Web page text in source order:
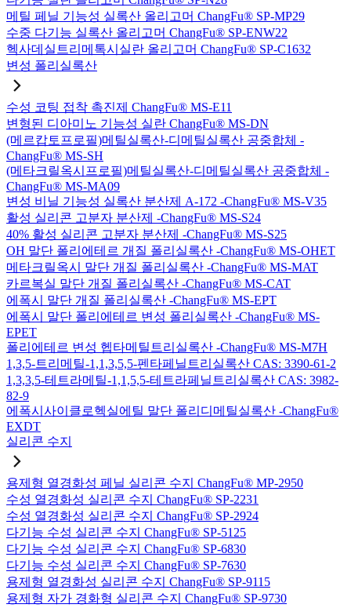
메틸 페닐 기능성 실록산 올리고머 ChangFu® SP-MP29
수중 다기능 실록산 올리고머 ChangFu® SP-ENW22
헥사데실트리메톡시실란 올리고머 ChangFu® SP-C1632
변성 폴리실록산
수성 코팅 접착 촉진제 ChangFu® MS-E11
변형된 디아미노 기능성 실란 ChangFu® MS-DN
(메르캅토프로필)메틸실록산-디메틸실록산 공중합체 -
ChangFu® MS-SH
(메타크릴옥시프로필)메틸실록산-디메틸실록산 공중합체 -
ChangFu® MS-MA09
변성 비닐 기능성 실록산 분산제 A-172 -ChangFu® MS-V35
활성 실리콘 고분자 분산제 -ChangFu® MS-S24
40% 활성 실리콘 고분자 분산제 -ChangFu® MS-S25
OH 말단 폴리에테르 개질 폴리실록산 -ChangFu® MS-OHET
메타크릴옥시 말단 개질 폴리실록산 -ChangFu® MS-MAT
카르복실 말단 개질 폴리실록산 -ChangFu® MS-CAT
에폭시 말단 개질 폴리실록산 -ChangFu® MS-EPT
에폭시 말단 폴리에테르 변성 폴리실록산 -ChangFu® MS-
EPET
폴리에테르 변성 헵타메틸트리실록산 -ChangFu® MS-M7H
1,3,5-트리메틸-1,1,3,5,5-펜타페닐트리실록산 CAS: 3390-61-2
1,3,3,5-테트라메틸-1,1,5,5-테트라페닐트리실록산 CAS: 3982-
82-9
에폭시사이클로헥실에틸 말단 폴리디메틸실록산 -ChangFu®
EXDT
실리콘 수지
용제형 열경화성 페닐 실리콘 수지 ChangFu® MP-2950
수성 열경화성 실리콘 수지 ChangFu® SP-2231
수성 열경화성 실리콘 수지 ChangFu® SP-2924
다기능 수성 실리콘 수지 ChangFu® SP-5125
다기능 수성 실리콘 수지 ChangFu® SP-6830
다기능 수성 실리콘 수지 ChangFu® SP-7630
용제형 열경화성 실리콘 수지 ChangFu® SP-9115
용제형 자가 경화형 실리콘 수지 ChangFu® SP-9730